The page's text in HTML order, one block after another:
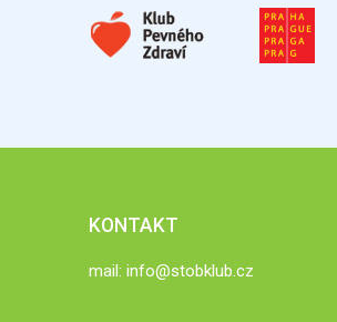
KONTAKT
mail: info@stobklub.cz